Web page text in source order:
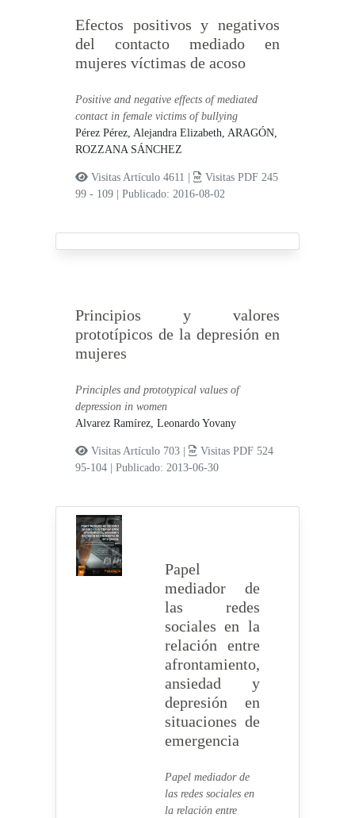
Efectos positivos y negativos
del contacto mediado en
mujeres víctimas de acoso
Positive and negative effects of mediated
contact in female victims of bullying
Pérez Pérez, Alejandra Elizabeth,ARAGÓN,
ROZZANA SÁNCHEZ
Visitas Artículo 4611 |
Visitas PDF 245
99 - 109
|Publicado: 2016-08-02
Principios y valores
prototípicos de la depresión en
mujeres
Principles and prototypical values ​​of
depression in women
Alvarez Ramírez, Leonardo Yovany
Visitas Artículo 703 |
Visitas PDF 524
95-104
|Publicado: 2013-06-30
Papel
mediador de
las redes
sociales en la
relación entre
afrontamiento,
ansiedad y
depresión en
situaciones de
emergencia
Papel mediador de
las redes sociales en
la relación entre